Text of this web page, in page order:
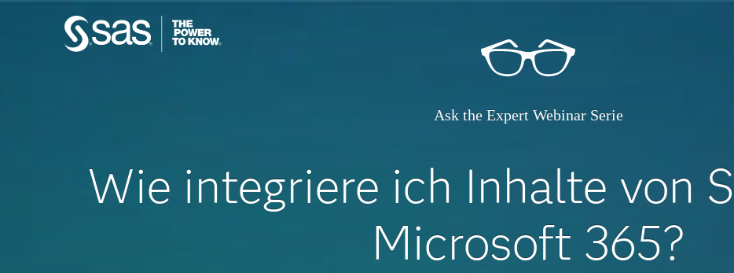
Ask the Expert Webinar Serie
Wie integriere ich Inhalte von
Microsoft 365?